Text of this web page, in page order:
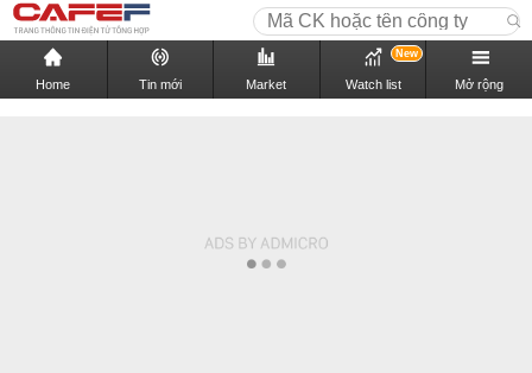
Home Tin mới Market Watch list
New
Mở rộng